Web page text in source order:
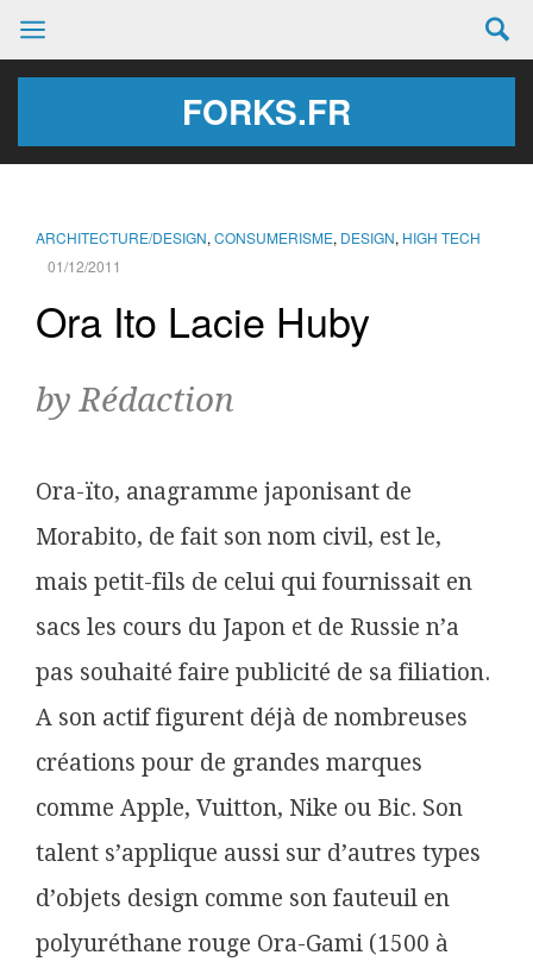
FORKS.FR
ARCHITECTURE/DESIGN, CONSUMERISME, DESIGN, HIGH TECH
01/12/2011
Ora Ito Lacie Huby
by Rédaction
Ora-ïto, anagramme japonisant de
Morabito, de fait son nom civil, est le,
mais petit-fils de celui qui fournissait en
sacs les cours du Japon et de Russie n’a
pas souhaité faire publicité de sa filiation.
A son actif figurent déjà de nombreuses
créations pour de grandes marques
comme Apple, Vuitton, Nike ou Bic. Son
talent s’applique aussi sur d’autres types
d’objets design comme son fauteuil en
polyuréthane rouge Ora-Gami (1500 à